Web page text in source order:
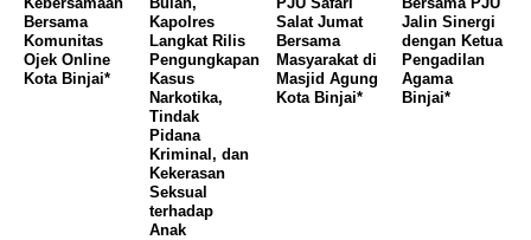
Bersama
Komunitas
Ojek Online
Kota Binjai*
Kapolres
Langkat Rilis
Pengungkapan
Kasus
Narkotika,
Tindak
Pidana
Kriminal, dan
Kekerasan
Seksual
terhadap
Anak
Salat Jumat
Bersama
Masyarakat di
Masjid Agung
Kota Binjai*
Jalin Sinergi
dengan Ketua
Pengadilan
Agama
Binjai*